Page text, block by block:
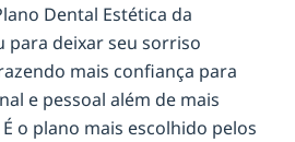
Dental Estética da
para deixar seu sorriso
mais confiança para
e pessoal além de mais
o plano mais escolhido pelos